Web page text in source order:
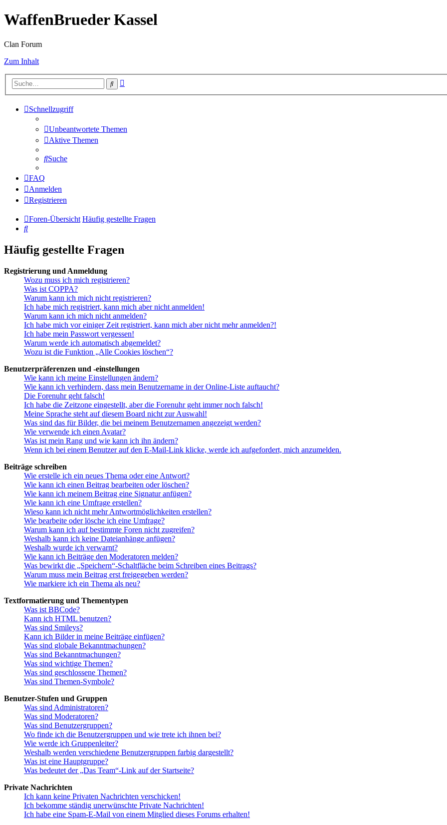
WaffenBrueder Kassel
Clan Forum
Zum Inhalt
Suche
Schnellzugriff
Unbeantwortete Themen
Aktive Themen
Suche
FAQ
Anmelden
Registrieren
Foren-Übersicht Häufig gestellte Fragen
Suche
Häufig gestellte Fragen
Registrierung und Anmeldung
Wozu muss ich mich registrieren?
Was ist COPPA?
Warum kann ich mich nicht registrieren?
Ich habe mich registriert, kann mich aber nicht anmelden!
Warum kann ich mich nicht anmelden?
Ich habe mich vor einiger Zeit registriert, kann mich aber nicht mehr anmelden?!
Ich habe mein Passwort vergessen!
Warum werde ich automatisch abgemeldet?
Wozu ist die Funktion „Alle Cookies löschen“?
Benutzerpräferenzen und -einstellungen
Wie kann ich meine Einstellungen ändern?
Wie kann ich verhindern, dass mein Benutzername in der Online-Liste auftaucht?
Die Forenuhr geht falsch!
Ich habe die Zeitzone eingestellt, aber die Forenuhr geht immer noch falsch!
Meine Sprache steht auf diesem Board nicht zur Auswahl!
Was sind das für Bilder, die bei meinem Benutzernamen angezeigt werden?
Wie verwende ich einen Avatar?
Was ist mein Rang und wie kann ich ihn ändern?
Wenn ich bei einem Benutzer auf den E-Mail-Link klicke, werde ich aufgefordert, mich anzumelden.
Beiträge schreiben
Wie erstelle ich ein neues Thema oder eine Antwort?
Wie kann ich einen Beitrag bearbeiten oder löschen?
Wie kann ich meinem Beitrag eine Signatur anfügen?
Wie kann ich eine Umfrage erstellen?
Wieso kann ich nicht mehr Antwortmöglichkeiten erstellen?
Wie bearbeite oder lösche ich eine Umfrage?
Warum kann ich auf bestimmte Foren nicht zugreifen?
Weshalb kann ich keine Dateianhänge anfügen?
Weshalb wurde ich verwarnt?
Wie kann ich Beiträge den Moderatoren melden?
Was bewirkt die „Speichern“-Schaltfläche beim Schreiben eines Beitrags?
Warum muss mein Beitrag erst freigegeben werden?
Wie markiere ich ein Thema als neu?
Textformatierung und Thementypen
Was ist BBCode?
Kann ich HTML benutzen?
Was sind Smileys?
Kann ich Bilder in meine Beiträge einfügen?
Was sind globale Bekanntmachungen?
Was sind Bekanntmachungen?
Was sind wichtige Themen?
Was sind geschlossene Themen?
Was sind Themen-Symbole?
Benutzer-Stufen und Gruppen
Was sind Administratoren?
Was sind Moderatoren?
Was sind Benutzergruppen?
Wo finde ich die Benutzergruppen und wie trete ich ihnen bei?
Wie werde ich Gruppenleiter?
Weshalb werden verschiedene Benutzergruppen farbig dargestellt?
Was ist eine Hauptgruppe?
Was bedeutet der „Das Team“-Link auf der Startseite?
Private Nachrichten
Ich kann keine Privaten Nachrichten verschicken!
Ich bekomme ständig unerwünschte Private Nachrichten!
Ich habe eine Spam-E-Mail von einem Mitglied dieses Forums erhalten!